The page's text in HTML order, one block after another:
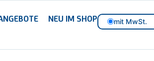
NEU IM SHOP mit MwSt.